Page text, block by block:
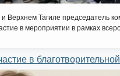
Верхнем Тагиле председатель
в мероприятии в рамках
в